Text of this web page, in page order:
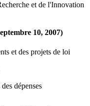
et de l'Innovation
10, 2007)
et des projets de loi
dépenses